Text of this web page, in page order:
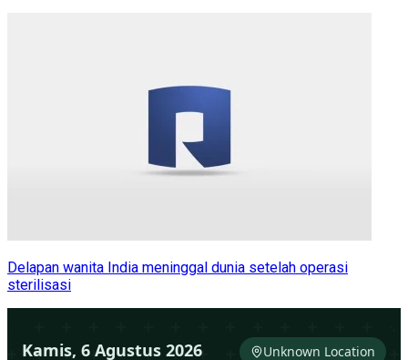
Delapan wanita India meninggal dunia setelah operasi
sterilisasi